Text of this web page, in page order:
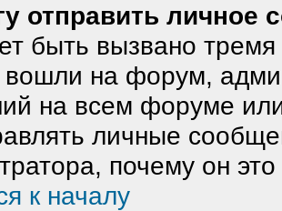
отправить личное
быть вызвано
на форум,
на всем форуме
личные
почему он
к началу